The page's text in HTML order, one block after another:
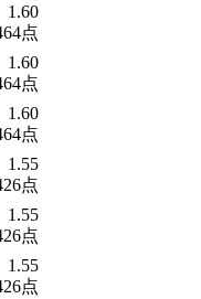
1.60
点
1.60
点
1.60
点
1.55
点
1.55
点
1.55
点